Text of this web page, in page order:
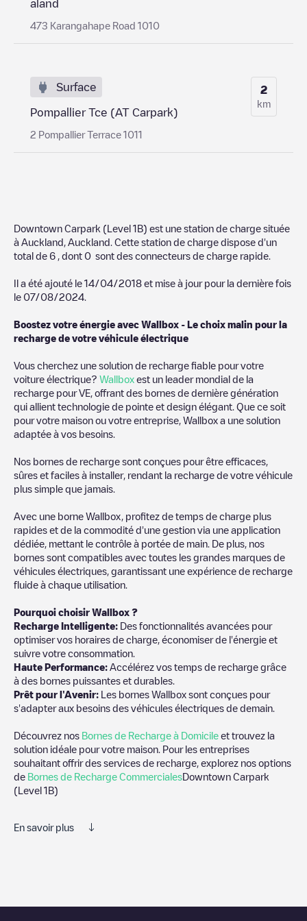
aland
473 Karangahape Road 1010
Surface
Pompallier Tce (AT Carpark)
2 Pompallier Terrace 1011
2
km
Downtown Carpark (Level 1B) est une station de charge située
à Auckland Auckland . Cette station de charge dispose d'un
total de 6 , dont 0 sont des connecteurs de charge rapide.
Il a été ajouté le 14/04/2018 et mise à jour pour la dernière fois
le 07/08/2024
Boostez votre énergie avec Wallbox - Le choix malin pour la
recharge de votre véhicule électrique
Vous cherchez une solution de recharge fiable pour votre
voiture électrique? Wallbox est un leader mondial de la
recharge pour VE, offrant des bornes de dernière génération
qui allient technologie de pointe et design élégant. Que ce soit
pour votre maison ou votre entreprise, Wallbox a une solution
adaptée à vos besoins.
Nos bornes de recharge sont conçues pour être efficaces,
sûres et faciles à installer, rendant la recharge de votre véhicule
plus simple que jamais.
Avec une borne Wallbox, profitez de temps de charge plus
rapides et de la commodité d'une gestion via une application
dédiée, mettant le contrôle à portée de main. De plus, nos
bornes sont compatibles avec toutes les grandes marques de
véhicules électriques, garantissant une expérience de recharge
fluide à chaque utilisation.
Pourquoi choisir Wallbox ?
Recharge Intelligente: Des fonctionnalités avancées pour
optimiser vos horaires de charge, économiser de l'énergie et
suivre votre consommation.
Haute Performance: Accélérez vos temps de recharge grâce
à des bornes puissantes et durables.
Prêt pour l'Avenir: Les bornes Wallbox sont conçues pour
s'adapter aux besoins des véhicules électriques de demain.
Découvrez nos Bornes de Recharge à Domicile et trouvez la
solution idéale pour votre maison. Pour les entreprises
souhaitant offrir des services de recharge, explorez nos options
de Bornes de Recharge CommercialesDowntown Carpark
(Level 1B)
En savoir plus